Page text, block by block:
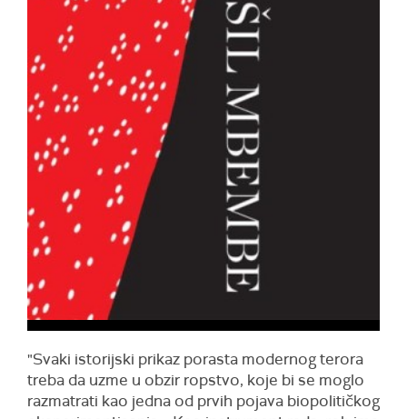
"Svaki istorijski prikaz porasta modernog terora
treba da uzme u obzir ropstvo, koje bi se moglo
razmatrati kao jedna od prvih pojava biopolitičkog